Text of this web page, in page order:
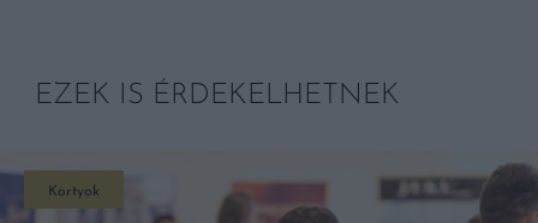
EZEK IS ÉRDEKELHETNEK
Kortyok